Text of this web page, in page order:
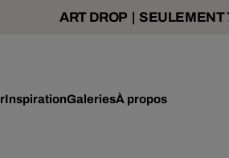
ART DROP |
InspirationGaleriesÀ propos